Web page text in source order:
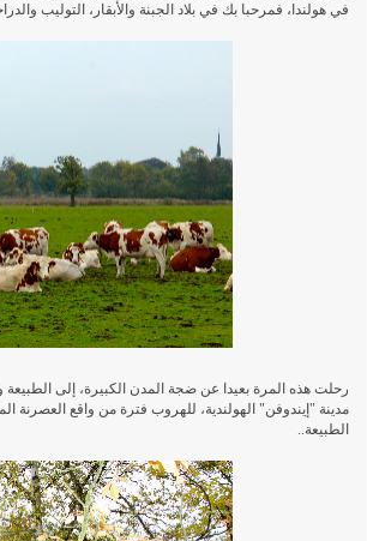
في هولندا، فمرحبا بك في بلاد الجبنة والأبقار، التوليب
رحلت هذه المرة بعيدا عن ضجة المدن الكبيرة، إلى الطبيعة
مدينة "إيندوفن" الهولندية، للهروب فترة من واقع
الطبيعة..